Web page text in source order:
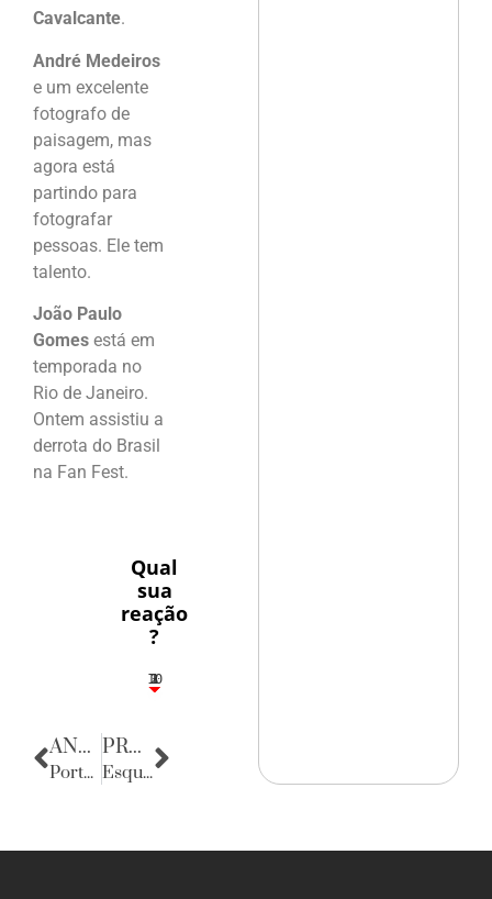
Cavalcante.
André Medeiros
e um excelente
fotografo de
paisagem, mas
agora está
partindo para
fotografar
pessoas. Ele tem
talento.
João Paulo
Gomes está em
temporada no
Rio de Janeiro.
Ontem assistiu a
derrota do Brasil
na Fan Fest.
Qual
sua
reação
?
3
1
1
2
10
ANTERIOR
Portas Retratos
PRÓXIMA
Esquinas do Mundo